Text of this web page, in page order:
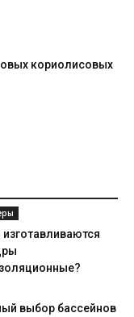
кориолисовых
изготавливаются
выбор бассейнов